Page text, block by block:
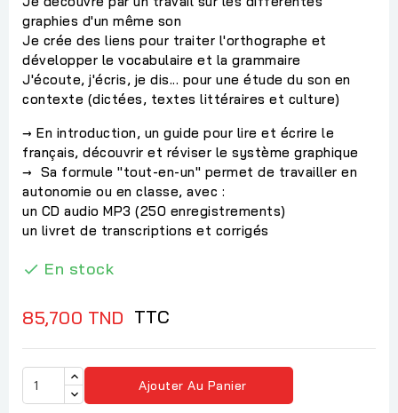
graphies d'un même son
Je crée des liens pour traiter l'orthographe et
développer le vocabulaire et la grammaire
J'écoute, j'écris, je dis... pour une étude du son en
contexte (dictées, textes littéraires et culture)
→ En introduction, un guide pour lire et écrire le
français, découvrir et réviser le système graphique
→ Sa formule "tout-en-un" permet de travailler en
autonomie ou en classe, avec :
un CD audio MP3 (250 enregistrements)
un livret de transcriptions et corrigés
 En stock
85,700 TND TTC
Ajouter Au Panier